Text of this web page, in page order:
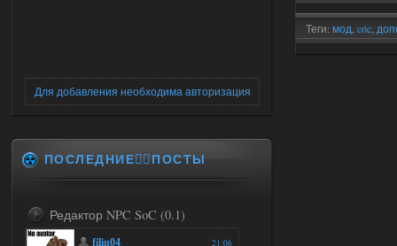
Теги: мод cóc
Для добавления необходима авторизация
ПОСЛЕДНИЕ✍🏻ПОСТЫ
Редактор NPC SoC (0.1)
21:06
filin04